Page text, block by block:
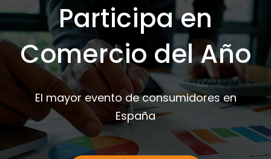
Participa en
Comercio del Año
El mayor evento de consumidores en
España